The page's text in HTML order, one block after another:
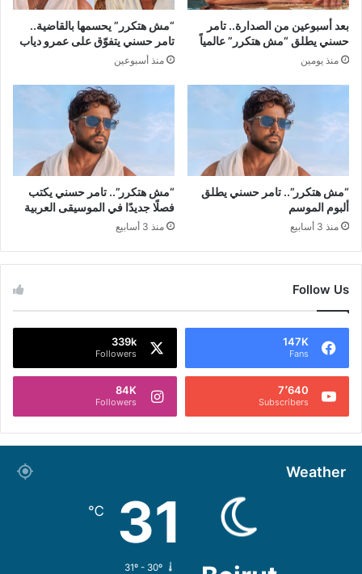
بعد أسبوعين من الصدارة.. تامر
حسني يطلق “مش هتكرر” عالمياً
منذ يومين
“مش هتكرر” يحسمها بالقاضية..
تامر حسني يتفوّق على عمرو دياب
منذ أسبوعين
“مش هتكرر”.. تامر حسني يطلق
ألبوم الموسم
منذ 3 أسابيع
“مش هتكرر”.. تامر حسني يكتب
فصلًا جديدًا في الموسيقى العربية
منذ 3 أسابيع
Follow Us
147K
Fans
339k
Followers
7٬640
Subscribers
84K
Followers
Weather
31
℃
31º - 30º